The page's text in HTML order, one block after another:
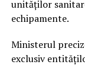
unităţilor
echipamente.
Ministerul
exclusiv